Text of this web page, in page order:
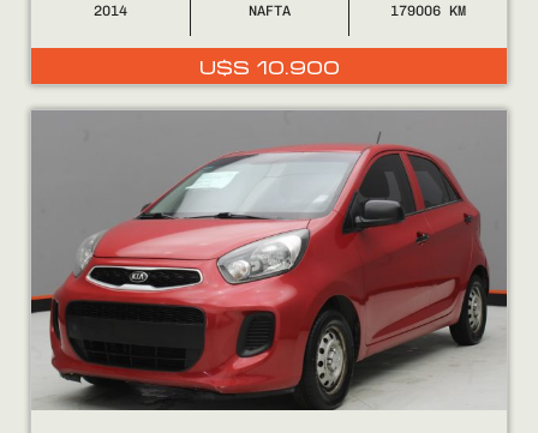
Encontranos en
2014 NAFTA 179006
U$S 10.900